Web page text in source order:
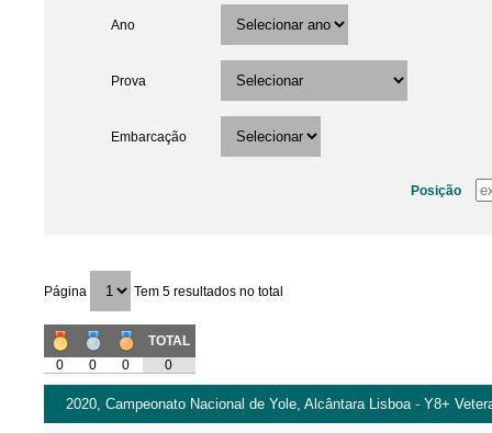
Ano
Prova
Embarcação
Posição
Página Tem 5 resultados no total
TOTAL
0
0 0 0
2020, Campeonato Nacional de Yole, Alcântara Lisboa - Y8+